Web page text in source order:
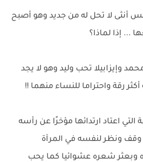
أنثى لا تحل له من جديد وهو أصبح
... إذا لماذا؟
وإيزابيلا تحب وليد وهو لا يجد
رقة واحتراما للنساء منهما !!
اعتاد ارتدائها مؤخرًا عن رأسه
وقف ونظر لنفسه في المرآة
وبعثر شعره عشوائيا كما يحب